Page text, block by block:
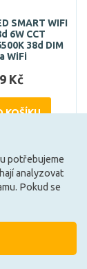
SMART WIFI
6W CCT
38d DIM
WiFi
Kč
KOŠÍKU
Vás 17. 9.
potřebujeme
analyzovat
Pokud se